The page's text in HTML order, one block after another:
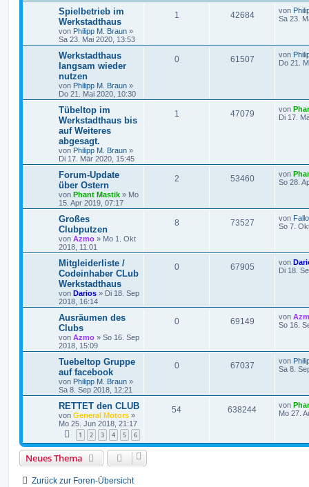
Spielbetrieb im
Werkstadthaus
von Philipp M. Braun »
Sa 23. Mai 2020, 13:53
1 42684 von
Sa 23.
Werkstadthaus
langsam wieder
nutzen
von Philipp M. Braun »
Do 21. Mai 2020, 10:30
0 61507 von
Do 21.
Tübeltop im
Werkstadthaus bis
auf Weiteres
abgesagt.
von Philipp M. Braun »
Di 17. Mär 2020, 15:45
1 47079 von
Di 17.
Forum-Update
über Ostern
von Phant Mastik » Mo
15. Apr 2019, 07:17
2 53460 von
So 28.
Großes
Clubputzen
von Azmo » Mo 1. Okt
2018, 11:01
8 73527 von
So 7.
Mitgleiderliste /
Codeinhaber CLub
Werkstadthaus
von Darios » Di 18. Sep
2018, 16:14
0 67905 von
Di 18.
Ausräumen des
Clubs
von Azmo » So 16. Sep
2018, 15:09
0 69149 von
So 16.
Tuebeltop Gruppe
auf facebook
von Philipp M. Braun »
Sa 8. Sep 2018, 12:21
0 67037 von
Sa 8.
RETTET den CLUB
von General Motors »
Mo 25. Jun 2018, 21:17
1 2 3 4 5 6
54 638244 von
Mo 27.
Neues Thema
Zurück zur Foren-Übersicht